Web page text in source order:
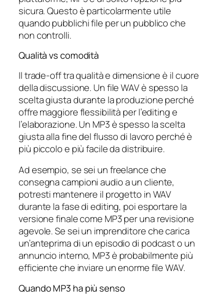
sicura. Questo è particolarmente utile
quando pubblichi file per un pubblico che
non controlli.
Qualità vs comodità
Il trade-off tra qualità e dimensione è il cuore
della discussione. Un file WAV è spesso la
scelta giusta durante la produzione perché
offre maggiore flessibilità per l’editing e
l’elaborazione. Un MP3 è spesso la scelta
giusta alla fine del flusso di lavoro perché è
più piccolo e più facile da distribuire.
Ad esempio, se sei un freelance che
consegna campioni audio a un cliente,
potresti mantenere il progetto in WAV
durante la fase di editing, poi esportare la
versione finale come MP3 per una revisione
agevole. Se sei un imprenditore che carica
un’anteprima di un episodio di podcast o un
annuncio interno, MP3 è probabilmente più
efficiente che inviare un enorme file WAV.
Quando MP3 ha più senso